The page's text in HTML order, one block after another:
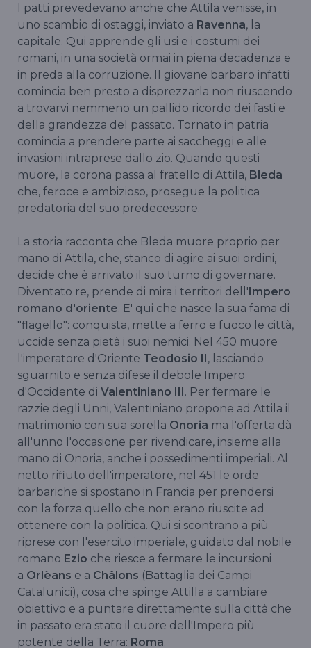
I patti prevedevano anche che Attila venisse, in
uno scambio di ostaggi, inviato a Ravenna, la
capitale. Qui apprende gli usi e i costumi dei
romani, in una società ormai in piena decadenza e
in preda alla corruzione. Il giovane barbaro infatti
comincia ben presto a disprezzarla non riuscendo
a trovarvi nemmeno un pallido ricordo dei fasti e
della grandezza del passato. Tornato in patria
comincia a prendere parte ai saccheggi e alle
invasioni intraprese dallo zio. Quando questi
muore, la corona passa al fratello di Attila, Bleda
che, feroce e ambizioso, prosegue la politica
predatoria del suo predecessore.
La storia racconta che Bleda muore proprio per
mano di Attila, che, stanco di agire ai suoi ordini,
decide che è arrivato il suo turno di governare.
Diventato re, prende di mira i territori dell' Impero
romano d'oriente. E' qui che nasce la sua fama di
"flagello": conquista, mette a ferro e fuoco le città,
uccide senza pietà i suoi nemici. Nel 450 muore
l'imperatore d'Oriente Teodosio II , lasciando
sguarnito e senza difese il debole Impero
d'Occidente di Valentiniano III . Per fermare le
razzie degli Unni, Valentiniano propone ad Attila il
matrimonio con sua sorella Onoria ma l'offerta dà
all'unno l'occasione per rivendicare, insieme alla
mano di Onoria, anche i possedimenti imperiali. Al
netto rifiuto dell'imperatore, nel 451 le orde
barbariche si spostano in Francia per prendersi
con la forza quello che non erano riuscite ad
ottenere con la politica. Qui si scontrano a più
riprese con l'esercito imperiale, guidato dal nobile
romano Ezio che riesce a fermare le incursioni
a Orlèans e a Châlons (Battaglia dei Campi
Catalunici), cosa che spinge Attilla a cambiare
obiettivo e a puntare direttamente sulla città che
in passato era stato il cuore dell'Impero più
potente della Terra: Roma.